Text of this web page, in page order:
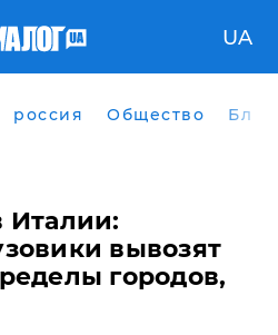
UA
россия Общество
Италии:
вывозят
городов,